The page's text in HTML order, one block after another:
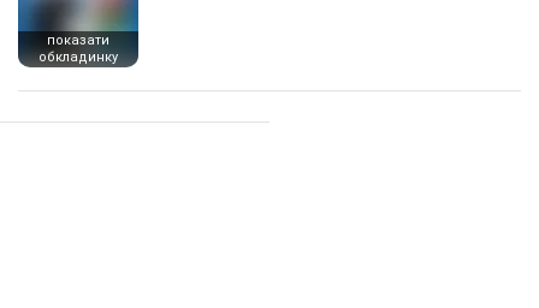
показати
обкладинку